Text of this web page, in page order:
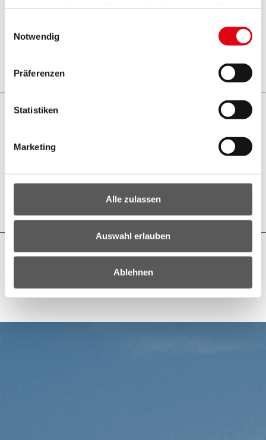
Notwendig
Präferenzen
Statistiken
Marketing
Alle zulassen
Auswahl erlauben
Ablehnen
Burgenland intensiviert Kooperation
mit Bratislava
Weiterlesen
Empfang in österreichischer Botschaft
in Budapest mit burgenländischer
Beteiligung
… 16